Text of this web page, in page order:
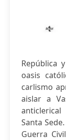
República
oasis
carlismo
aislar a
Santa
Guerra